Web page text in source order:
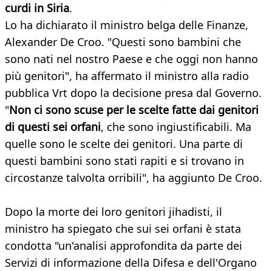
curdi in Siria.
Lo ha dichiarato il ministro belga delle Finanze,
Alexander De Croo. "Questi sono bambini che
sono nati nel nostro Paese e che oggi non hanno
più genitori", ha affermato il ministro alla radio
pubblica Vrt dopo la decisione presa dal Governo.
"Non ci sono scuse per le scelte fatte dai genitori
di questi sei orfani, che sono ingiustificabili. Ma
quelle sono le scelte dei genitori. Una parte di
questi bambini sono stati rapiti e si trovano in
circostanze talvolta orribili", ha aggiunto De Croo.
Dopo la morte dei loro genitori jihadisti, il
ministro ha spiegato che sui sei orfani è stata
condotta "un'analisi approfondita da parte dei
Servizi di informazione della Difesa e dell'Organo